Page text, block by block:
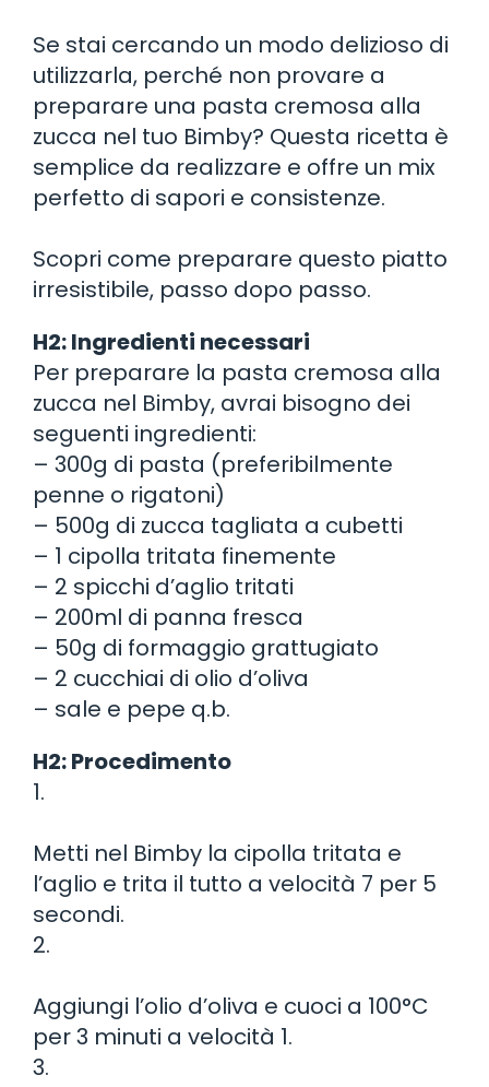
Se stai cercando un modo delizioso di
utilizzarla, perché non provare a
preparare una pasta cremosa alla
zucca nel tuo Bimby? Questa ricetta è
semplice da realizzare e offre un mix
perfetto di sapori e consistenze.
Scopri come preparare questo piatto
irresistibile, passo dopo passo.
H2: Ingredienti necessari
Per preparare la pasta cremosa alla
zucca nel Bimby, avrai bisogno dei
seguenti ingredienti:
– 300g di pasta (preferibilmente
penne o rigatoni)
– 500g di zucca tagliata a cubetti
– 1 cipolla tritata finemente
– 2 spicchi d’aglio tritati
– 200ml di panna fresca
– 50g di formaggio grattugiato
– 2 cucchiai di olio d’oliva
– sale e pepe q.b.
H2: Procedimento
1.
Metti nel Bimby la cipolla tritata e
l’aglio e trita il tutto a velocità 7 per 5
secondi.
2.
Aggiungi l’olio d’oliva e cuoci a 100°C
per 3 minuti a velocità 1.
3.